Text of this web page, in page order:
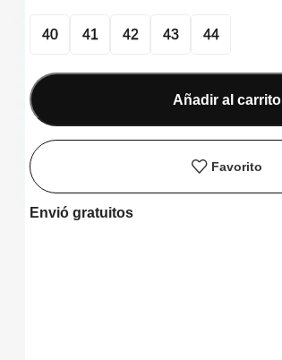
40 41 42 43 44
Añadir al carrito
Favorito
Envió gratuitos